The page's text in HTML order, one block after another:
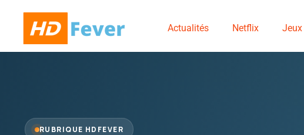
Actualités Netflix Jeux
RUBRIQUE HDFEVER